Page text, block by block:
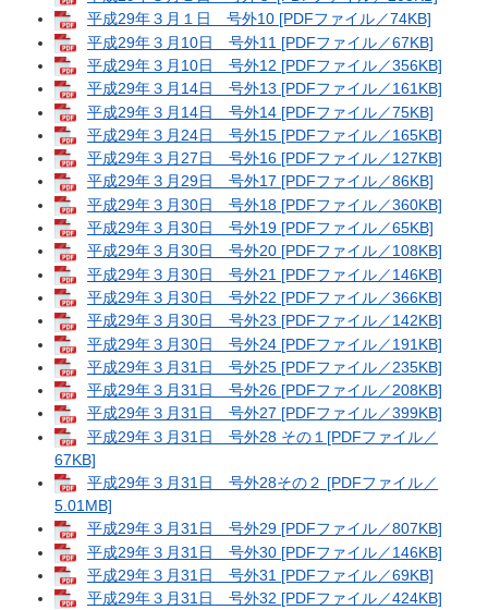
平成29年３月１日 号外10 [PDFファイル／74KB]
平成29年３月10日 号外11 [PDFファイル／67KB]
平成29年３月10日 号外12 [PDFファイル／356KB]
平成29年３月14日 号外13 [PDFファイル／161KB]
平成29年３月14日 号外14 [PDFファイル／75KB]
平成29年３月24日 号外15 [PDFファイル／165KB]
平成29年３月27日 号外16 [PDFファイル／127KB]
平成29年３月29日 号外17 [PDFファイル／86KB]
平成29年３月30日 号外18 [PDFファイル／360KB]
平成29年３月30日 号外19 [PDFファイル／65KB]
平成29年３月30日 号外20 [PDFファイル／108KB]
平成29年３月30日 号外21 [PDFファイル／146KB]
平成29年３月30日 号外22 [PDFファイル／366KB]
平成29年３月30日 号外23 [PDFファイル／142KB]
平成29年３月30日 号外24 [PDFファイル／191KB]
平成29年３月31日 号外25 [PDFファイル／235KB]
平成29年３月31日 号外26 [PDFファイル／208KB]
平成29年３月31日 号外27 [PDFファイル／399KB]
平成29年３月31日 号外28 その１[PDFファイル／
67KB]
平成29年３月31日 号外28その２ [PDFファイル／
5.01MB]
平成29年３月31日 号外29 [PDFファイル／807KB]
平成29年３月31日 号外30 [PDFファイル／146KB]
平成29年３月31日 号外31 [PDFファイル／69KB]
平成29年３月31日 号外32 [PDFファイル／424KB]